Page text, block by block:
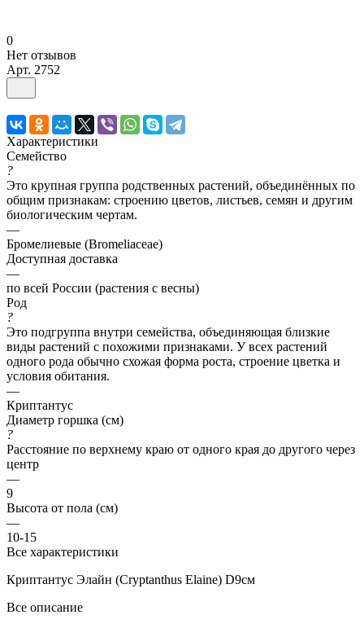
0
Нет отзывов
Арт. 2752
Характеристики
Семейство
?
Это крупная группа родственных растений, объединённых по
общим признакам: строению цветов, листьев, семян и другим
биологическим чертам.
—
Бромелиевые (Bromeliaceae)
Доступная доставка
—
по всей России (растения с весны)
Род
?
Это подгруппа внутри семейства, объединяющая близкие
виды растений с похожими признаками. У всех растений
одного рода обычно схожая форма роста, строение цветка и
условия обитания.
—
Криптантус
Диаметр горшка (см)
?
Расстояние по верхнему краю от одного края до другого через
центр
—
9
Высота от пола (см)
—
10-15
Все характеристики
Криптантус Элайн (Cryptanthus Elaine) D9см
Все описание